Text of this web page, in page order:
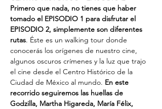
Primero que nada, no tienes que haber
tomado el EPISODIO 1 para disfrutar el
EPISODIO 2, simplemente son diferentes
rutas. Éste es un walking tour donde
conocerás los orígenes de nuestro cine,
algunos oscuros crímenes y la luz que trajo
el cine desde el Centro Histórico de la
Ciudad de México al mundo. En este
recorrido seguiremos las huellas de
Godzilla, Martha Higareda, María Félix,